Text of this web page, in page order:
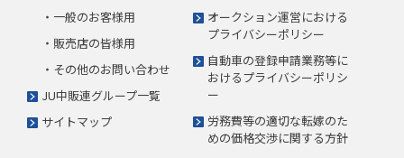
・一般のお客様用
・販売店の皆様用
・その他のお問い合わせ
JU中販連グループ一覧
サイトマップ
オークション運営における
プライバシーポリシー
自動車の登録申請業務等に
おけるプライバシーポリシ
ー
労務費等の適切な転嫁のた
めの価格交渉に関する方針